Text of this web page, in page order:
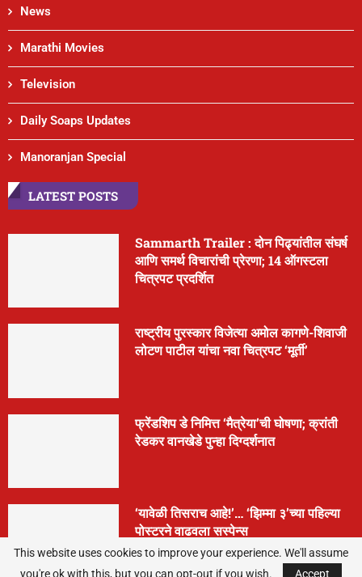
News
Marathi Movies
Television
Daily Soaps Updates
Manoranjan Special
LATEST POSTS
Sammarth Trailer : दोन पिढ्यांतील संघर्ष
आणि समर्थ विचारांची प्रेरणा; 14 ऑगस्टला
चित्रपट प्रदर्शित
राष्ट्रीय पुरस्कार विजेत्या अमोल कागणे-शिवाजी
लोटण पाटील यांचा नवा चित्रपट ‘मूर्ती’
फ्रेंडशिप डे निमित्त ‘मैत्रेया’ची घोषणा; क्रांती
रेडकर वानखेडे पुन्हा दिग्दर्शनात
‘यावेळी तिसराच आहे!’… ‘झिम्मा ३’च्या पहिल्या
पोस्टरने वाढवला सस्पेन्स
This website uses cookies to improve your experience. We'll assume
you're ok with this, but you can opt-out if you wish.
Accept